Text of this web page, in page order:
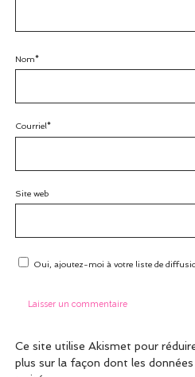
Nom*
Courriel*
Site web
Oui, ajoutez-moi à votre liste de
Ce site utilise Akismet pour
plus sur la façon dont les